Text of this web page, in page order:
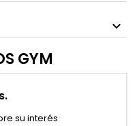
GYM
su interés